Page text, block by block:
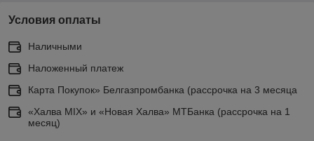
Условия оплаты
Наличными
Наложенный платеж
Карта Покупок» Белгазпромбанка (рассрочка на 3 месяца
«Халва MIX» и «Новая Халва» МТБанка (рассрочка на 1
месяц)